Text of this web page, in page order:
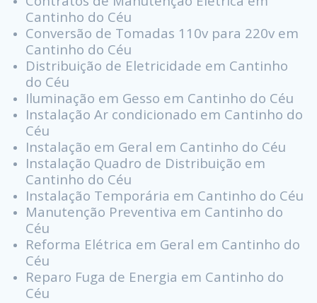
Cantinho do Céu
Conversão de Tomadas 110v para 220v em
Cantinho do Céu
Distribuição de Eletricidade em Cantinho
do Céu
Iluminação em Gesso em Cantinho do Céu
Instalação Ar condicionado em Cantinho do
Céu
Instalação em Geral em Cantinho do Céu
Instalação Quadro de Distribuição em
Cantinho do Céu
Instalação Temporária em Cantinho do Céu
Manutenção Preventiva em Cantinho do
Céu
Reforma Elétrica em Geral em Cantinho do
Céu
Reparo Fuga de Energia em Cantinho do
Céu